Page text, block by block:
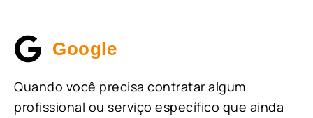
Google
Quando você precisa contratar algum
profissional ou serviço específico que ainda